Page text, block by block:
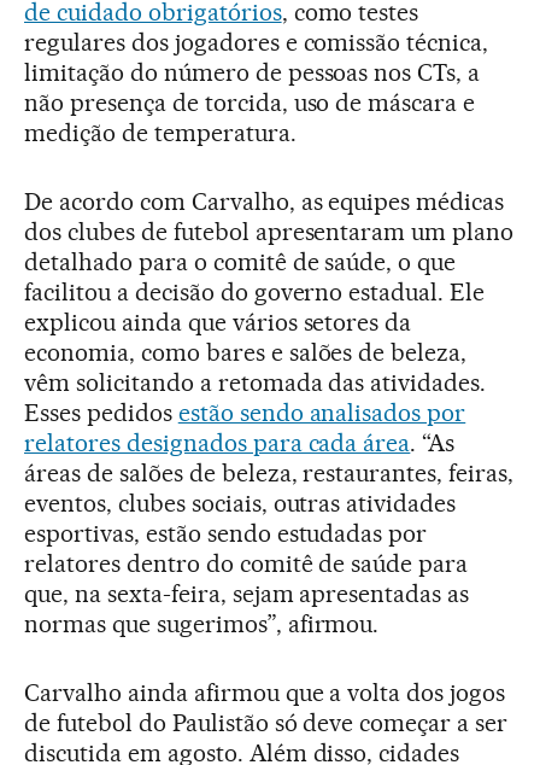
de cuidado obrigatórios, como testes
regulares dos jogadores e comissão técnica,
limitação do número de pessoas nos CTs, a
não presença de torcida, uso de máscara e
medição de temperatura.
De acordo com Carvalho, as equipes médicas
dos clubes de futebol apresentaram um plano
detalhado para o comitê de saúde, o que
facilitou a decisão do governo estadual. Ele
explicou ainda que vários setores da
economia, como bares e salões de beleza,
vêm solicitando a retomada das atividades.
Esses pedidos estão sendo analisados por
relatores designados para cada área. “As
áreas de salões de beleza, restaurantes, feiras,
eventos, clubes sociais, outras atividades
esportivas, estão sendo estudadas por
relatores dentro do comitê de saúde para
que, na sexta-feira, sejam apresentadas as
normas que sugerimos”, afirmou.
Carvalho ainda afirmou que a volta dos jogos
de futebol do Paulistão só deve começar a ser
discutida em agosto. Além disso, cidades